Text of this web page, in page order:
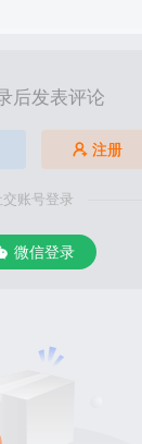
后发表评论
注册
交账号登录
微信登录